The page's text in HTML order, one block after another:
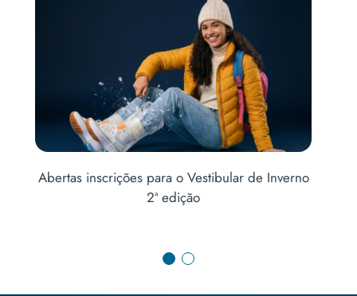
Encerram na quinta-feira as inscrições para o
Vestibular de Inverno